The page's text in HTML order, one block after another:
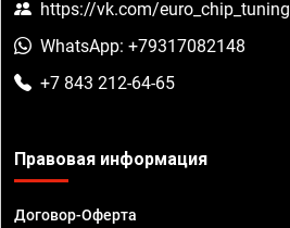
https://vk.com/euro_chip_tuning
WhatsApp: +79317082148
+7 843 212-64-65
Правовая информация
Договор-Оферта